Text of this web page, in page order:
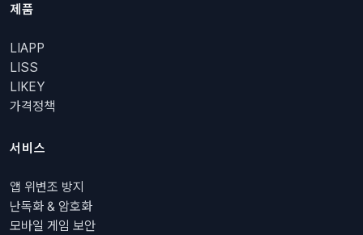
제품
LIAPP
LISS
LIKEY
가격정책
서비스
앱 위변조 방지
난독화 & 암호화
모바일 게임 보안